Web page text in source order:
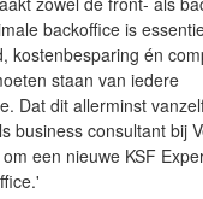
backoffice is
kostenbesparing én
staan van iedere
Dat dit allerminst
business consultant bij
een nieuwe KSF